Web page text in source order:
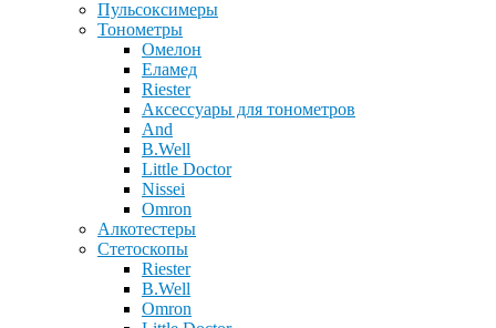
Пульсоксимеры
Тонометры
Омелон
Еламед
Riester
Аксессуары для тонометров
And
B.Well
Little Doctor
Nissei
Omron
Алкотестеры
Стетоскопы
Riester
B.Well
Omron